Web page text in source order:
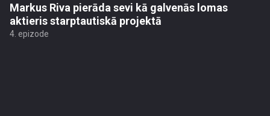
Markus Riva pierāda sevi kā galvenās lomas
aktieris starptautiskā projektā
4. epizode